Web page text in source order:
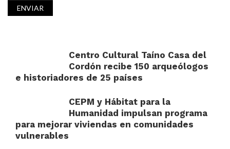
Centro Cultural Taíno Casa del
Cordón recibe 150 arqueólogos
e historiadores de 25 países
CEPM y Hábitat para la
Humanidad impulsan programa
para mejorar viviendas en comunidades
vulnerables